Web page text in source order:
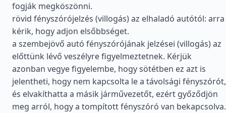
fogják megköszönni.
rövid fényszórójelzés (villogás) az elhaladó autótól: arra
kérik, hogy adjon elsőbbséget.
a szembejövő autó fényszórójának jelzései (villogás) az
előttünk lévő veszélyre figyelmeztetnek. Kérjük
azonban vegye figyelembe, hogy sötétben ez azt is
jelentheti, hogy nem kapcsolta le a távolsági fényszórót,
és elvakíthatta a másik járművezetőt, ezért győződjön
meg arról, hogy a tompított fényszóró van bekapcsolva.